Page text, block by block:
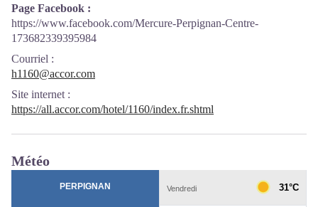
Page Facebook :
https://www.facebook.com/Mercure-Perpignan-Centre-
173682339395984
Courriel :
h1160@accor.com
Site internet :
https://all.accor.com/hotel/1160/index.fr.shtml
Météo